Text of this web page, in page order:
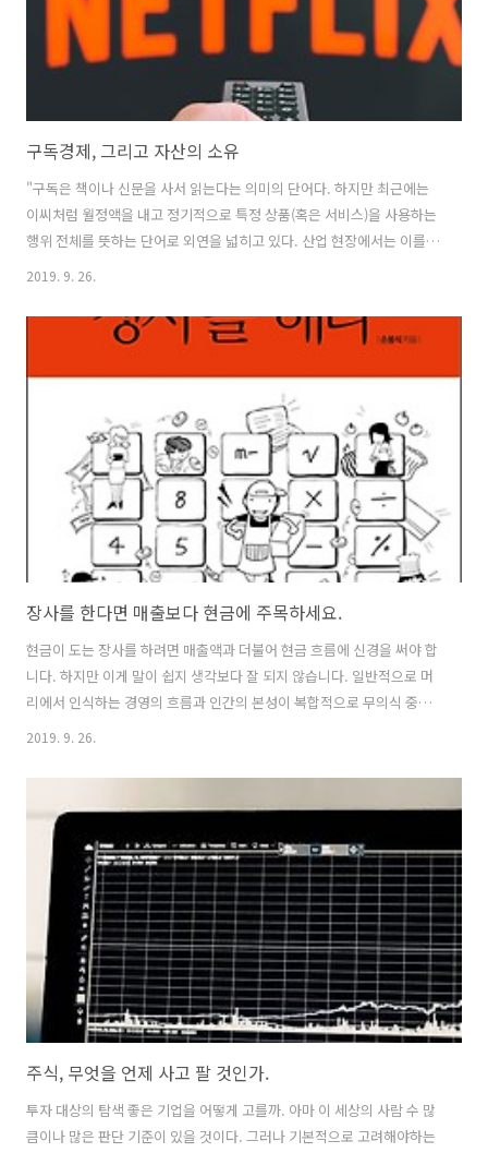
구독경제, 그리고 자산의 소유
"구독은 책이나 신문을 사서 읽는다는 의미의 단어다. 하지만 최근에는
이씨처럼 월정액을 내고 정기적으로 특정 상품(혹은 서비스)을 사용하는
행위 전체를 뜻하는 단어로 외연을 넓히고 있다. 산업 현장에서는 이를
‘구독경제(subscription economy)’라고 부르기도 한다. 구독 자체는
기에 정보통신기술의 발전과 스마트 기기의 확산 등 새로운 산업이 접목
하면서 구독경제가 새로운 트렌드로 부상하고 있다. 구독경제라는 용어
를 만든 기업 주오라(Zuora)에 따르면, 구독 기반 산업 매출은 스탠다드
앤드푸어스500 기업 매출보다 약 8배, 미국 소매업 매출보다 약 5배 빠
르게 성장하고 있다. 구독을 통해 소비자는 좀 더 저렴하게 상품이나..
2019. 9. 26.
장사를 한다면 매출보다 현금에 주목하세요.
현금이 도는 장사를 하려면 매출액과 더불어 현금 흐름에 신경을 써야 합
니다. 하지만 이게 말이 쉽지 생각보다 잘 되지 않습니다. 일반적으로 머
리에서 인식하는 경영의 흐름과 인간의 본성이 복합적으로 무의식 중에
반영되기 때문입니다. 목표 규모(매출액)를 이뤘다면 이젠 실속(현금)을
알차게 돌아가고, 미래를 위한 투자도 챙길 수 있는 현금 흐름 관리법을
터득해봅시다. _ ‘경영’의 흐름과 ‘현금’의 흐름 일반적으로 가게가 물건
을 만들어 소비자에게 파는 과정을 생각해 봅시다. 대부분 아래와 같을
것입니다. 매입 —> 제조 —> 판매 매입은 원재료를 사오는 것을 말합니
다. 치킨집이라면 생닭을 사오는 것을 예로 들 수 있습니다. 이렇게 하면
2019. 9. 26.
주식, 무엇을 언제 사고 팔 것인가.
투자 대상의 탐색 좋은 기업을 어떻게 고를까. 아마 이 세상의 사람 수 많
큼이나 많은 판단 기준이 있을 것이다. 그러나 기본적으로 고려해야하는